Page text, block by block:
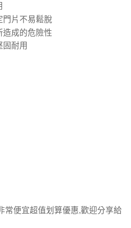
門片不易鬆脫
造成的危險性
固耐用
常便宜超值划算優惠,歡迎分享給